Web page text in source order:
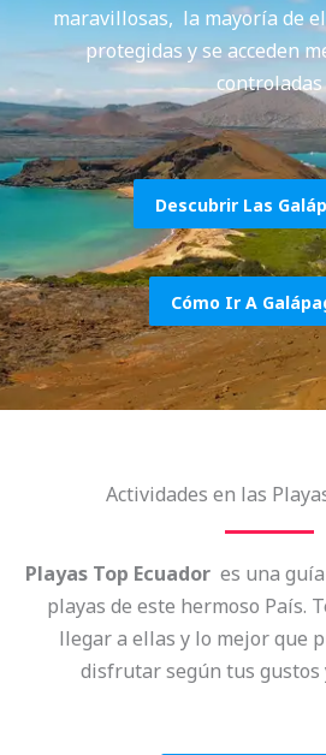
maravillosas, la mayoría de
protegidas y se acceden
controladas
Descubrir Las
Cómo Ir A
Actividades en las
Playas Top Ecuadores una guía
playas de este hermoso País.
llegar a ellas y lo mejor que
disfrutar según tus gustos